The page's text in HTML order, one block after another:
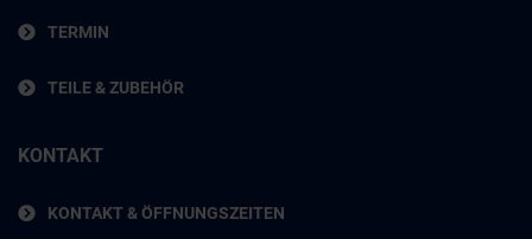
TERMIN
TEILE & ZUBEHÖR
KONTAKT
KONTAKT & ÖFFNUNGSZEITEN